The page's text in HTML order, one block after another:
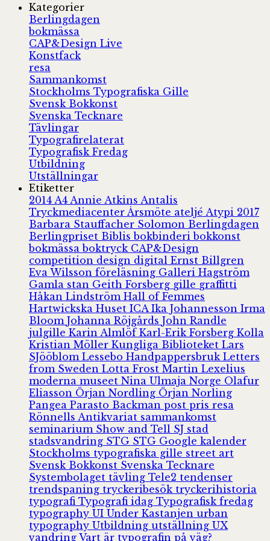
Kategorier
Berlingdagen
bokmässa
CAP&Design Live
Konstfack
resa
Sammankomst
Stockholms Typografiska Gille
Svensk Bokkonst
Svenska Tecknare
Tävlingar
Typografirelaterat
Typografisk Fredag
Utbildning
Utställningar
Etiketter
2014 A4 Annie Atkins Antalis
Tryckmediacenter Årsmöte ateljé Atypi 2017
Barbara Stauffacher Solomon Berlingdagen
Berlingpriset Biblisbokbinderibokkonst
bokmässaboktryck CAP&Design
competition design digital Ernst Billgren
Eva Wilsson föreläsning Galleri Hagström
Gamla stan Geith Forsberg gille graffitti
Håkan Lindström Hall of Femmes
Hartwickska Huset ICA Ika Johannesson Irma
Bloom Johanna Röjgårds John Randle
julgille Karin Almlöf Karl-Erik Forsberg Kolla
Kristian Möller Kungliga Biblioteket Lars
SJööblom Lessebo Handpappersbruk Letters
from Sweden Lotta Frost Martin Lexelius
moderna museet Nina Ulmaja Norge Olafur
Eliasson Örjan Nordling Örjan Norling
Pangea Parasto Backman post pris resa
Rönnells Antikvariat sammankomst
seminarium Show and Tell SJ stad
stadsvandring STG STG Google kalender
Stockholms typografiska gille street art
Svensk Bokkonst Svenska Tecknare
Systembolaget tävling Tele2 tendenser
trendspaning tryckeribesök tryckerihistoria
typografi Typografi idag Typografisk fredag
typography UI Under Kastanjen urban
typography Utbildning utställning UX
vandring Vart är typografin på väg?